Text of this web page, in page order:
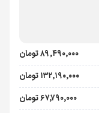
۸۹٬۴۹۰٬۰۰۰ تومان
۱۳۲٬۱۹۰٬۰۰۰ تومان
۶۷٬۷۹۰٬۰۰۰ تومان